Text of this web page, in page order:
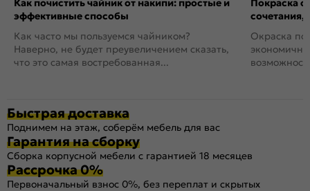
Как почистить чайник от накипи: простые и
эффективные способы
Как часто мы пользуемся чайником?
Наверно, не будет преувеличением сказать,
что это самая востребованная...
Покраска
сочетания,
Окраска
Быстрая доставка
Поднимем на этаж, соберём мебель для вас
Гарантия на сборку
Сборка корпусной мебели с гарантией 18 месяцев
Рассрочка 0%
Первоначальный взнос 0%, без переплат и скрытых